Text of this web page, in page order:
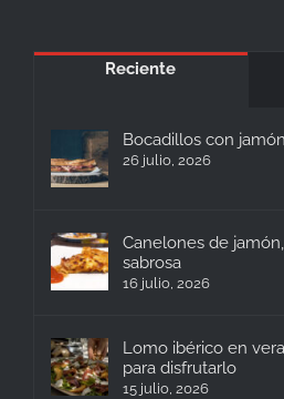
26 julio, 2026
sabrosa
16 julio, 2026
para disfrutarlo
15 julio, 2026